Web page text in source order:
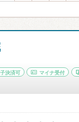
決済可 マイナ受付